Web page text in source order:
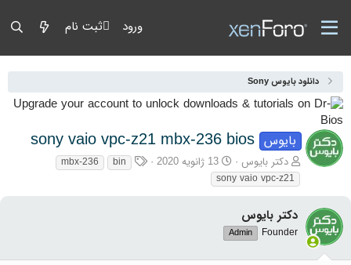
ورود ثبت نام
دانلود بایوس Sony
بایوس sony vaio vpc-z21 mbx-236 bios
آغازگر گفتمان
دکتر بایوس تاریخ شروع
13 ژانویه 2020 برچسب‌ها
bin
mbx-236
sony vaio vpc-z21
دکتر بایوس
Founder
Admin